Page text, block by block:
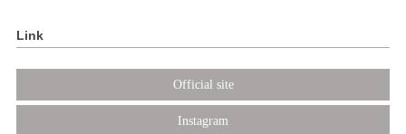
Link
Official site
Instagram